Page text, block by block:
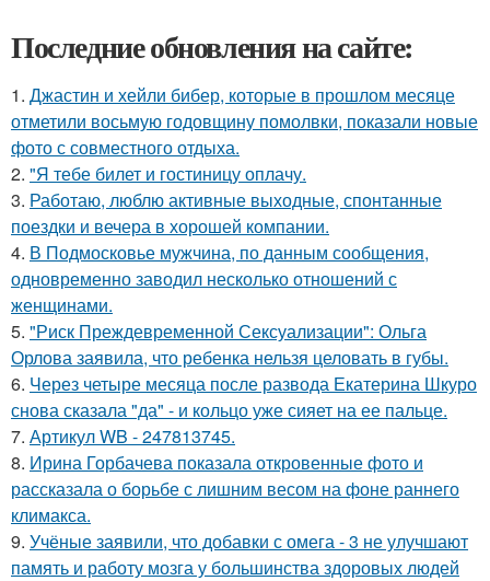
Последние обновления на сайте:
1. Джастин и хейли бибер, которые в прошлом месяце
отметили восьмую годовщину помолвки, показали новые
фото с совместного отдыха.
2. "Я тебе билет и гостиницу оплачу.
3. Работаю, люблю активные выходные, спонтанные
поездки и вечера в хорошей компании.
4. В Подмосковье мужчина, по данным сообщения,
одновременно заводил несколько отношений с
женщинами.
5. "Риск Преждевременной Сексуализации": Ольга
Орлова заявила, что ребенка нельзя целовать в губы.
6. Через четыре месяца после развода Екатерина Шкуро
снова сказала "да" - и кольцо уже сияет на ее пальце.
7. Артикул WB - 247813745.
8. Ирина Горбачева показала откровенные фото и
рассказала о борьбе с лишним весом на фоне раннего
климакса.
9. Учёные заявили, что добавки с омега - 3 не улучшают
память и работу мозга у большинства здоровых людей